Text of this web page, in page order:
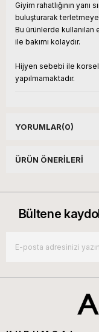
Giyim rahatlığının yanı
buluşturarak
Bu ürünlerde
ile bakımı kolaydır.
Hijyen sebebi ile
yapılmamaktadır.
YORUMLAR(0)
ÜRÜN ÖNERILERI
Bültene